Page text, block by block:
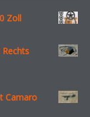
Zoll
Camaro